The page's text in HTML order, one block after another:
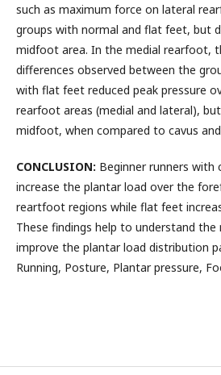
such as maximum force on lateral
groups with normal and flat feet, but
midfoot area. In the medial rearfoot,
differences observed between the
with flat feet reduced peak pressure
rearfoot areas (medial and lateral),
midfoot, when compared to cavus
CONCLUSION: Beginner runners with
increase the plantar load over the
reartfoot regions while flat feet
These findings help to understand
improve the plantar load distribution
Running, Posture, Plantar pressure,